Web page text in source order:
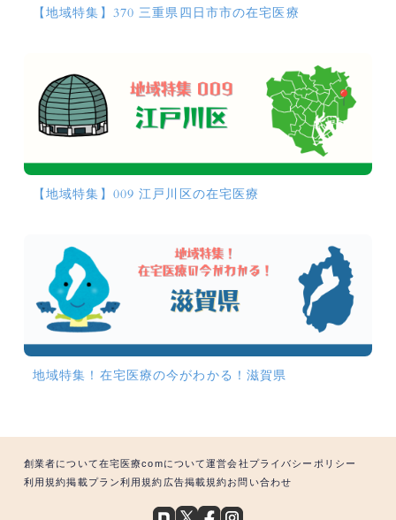
【地域特集】370 三重県四日市市の在宅医療
【地域特集】009 江戸川区の在宅医療
地域特集！在宅医療の今がわかる！滋賀県
創業者について在宅医療comについて運営会社 プライバシーポリシー
利用規約掲載プラン利用規約 広告掲載規約お問い合わせ